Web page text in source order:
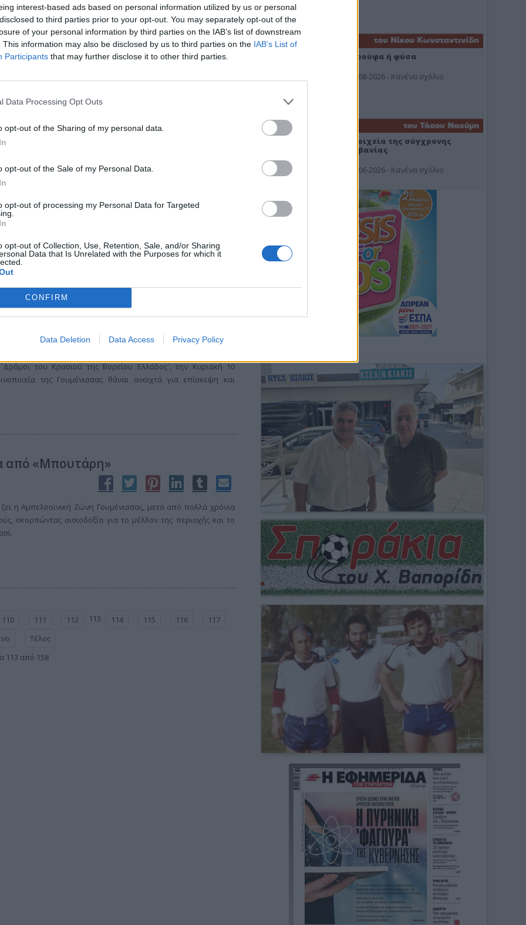
interest-based ads based on personal information utilized by us or personal
to third parties prior to your opt-out. You may separately opt-out of the
of your personal information by third parties on the IAB’s list of downstream
This information may also be disclosed by us to third parties on the IAB’s List of
Participants that may further disclose it to other third parties.
Data Processing Opt Outs
opt-out of the Sharing of my personal data.
opt-out of the Sale of my Personal Data.
opt-out of processing my Personal Data for Targeted
opt-out of Collection, Use, Retention, Sale, and/or Sharing
Data that Is Unrelated with the Purposes for which it
CONFIRM
Data Deletion Data Access Privacy Policy
σύνθετο, από όσο αρχικά εκτιμήθηκε το πρόβλημα με τις
σε σημαντική μερίδα αγροτών του νομού. Με την καταβολή του
εβδομάδα καταφάνηκε το μέγεθος του προβλήματος καθώς
σε 750 περίπου που αντιμετωπίζουν το γνωστό
ακόμα σημαντικότερο αποδεικνύεται το ζήτημα με
που δεν έλαβαν την ενίσχυση.
των γαλακτοβιομηχανιών που
της δικαιοσύνης το μέγα σκάνδαλο με τη σύμπυξη καρτέλ εκ
των παραγωγών της χώρας.
στη Γουμένισσα
φέτος για πρώτη φορά στην `Ευρωπαϊκή Ημέρα
του Κρασιού της Βορείου Ελλάδος`, την Κυριακή 10
της Γουμένισσας θάναι ανοιχτά για επίσκεψη και
από «Μπουτάρη»
η Αμπελοοινική Ζώνη Γουμένισσας, μετά από πολλά χρόνια
σκορπώντας αισιοδοξία για το μέλλον της περιοχής και το
110 111 112 113 114 115 116
117
Τέλος
113 από 158
Ή ρούφα ή φύσα
03-08-2026 - Κανένα σχόλιο
Στοιχεία της σύγχρονης
Αλβανίας
19-06-2026 - Κανένα σχόλιο